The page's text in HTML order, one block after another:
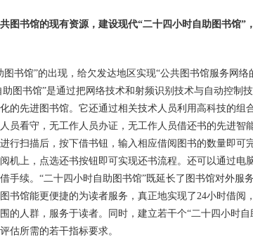
图书馆的现有资源，建设现代“二十四小时自助图书馆”
馆”的出现，给欠发达地区实现“公共图书馆服务网络
助图书馆”是通过把网络技术和射频识别技术与自动控制
的先进图书馆。它还通过相关技术人员利用高科技的组
员看守，无工作人员办证，无工作人员借还书的先进智
行扫描后，按下借书钮，输入相应借阅图书的数量即可
机上，点选还书按钮即可实现还书流程。还可以通过电
手续。“二十四小时自助图书馆”既延长了图书馆对外服
书馆能更便捷的为读者服务，真正地实现了24小时借阅
的人群，服务于读者。同时，建立若干个“二十四小时自
估所需的若干指标要求。